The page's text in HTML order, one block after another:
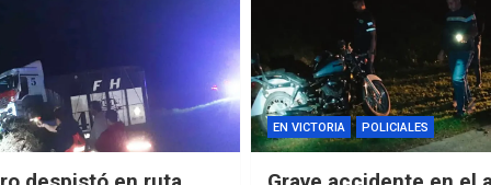
EN VICTORIA POLICIALES